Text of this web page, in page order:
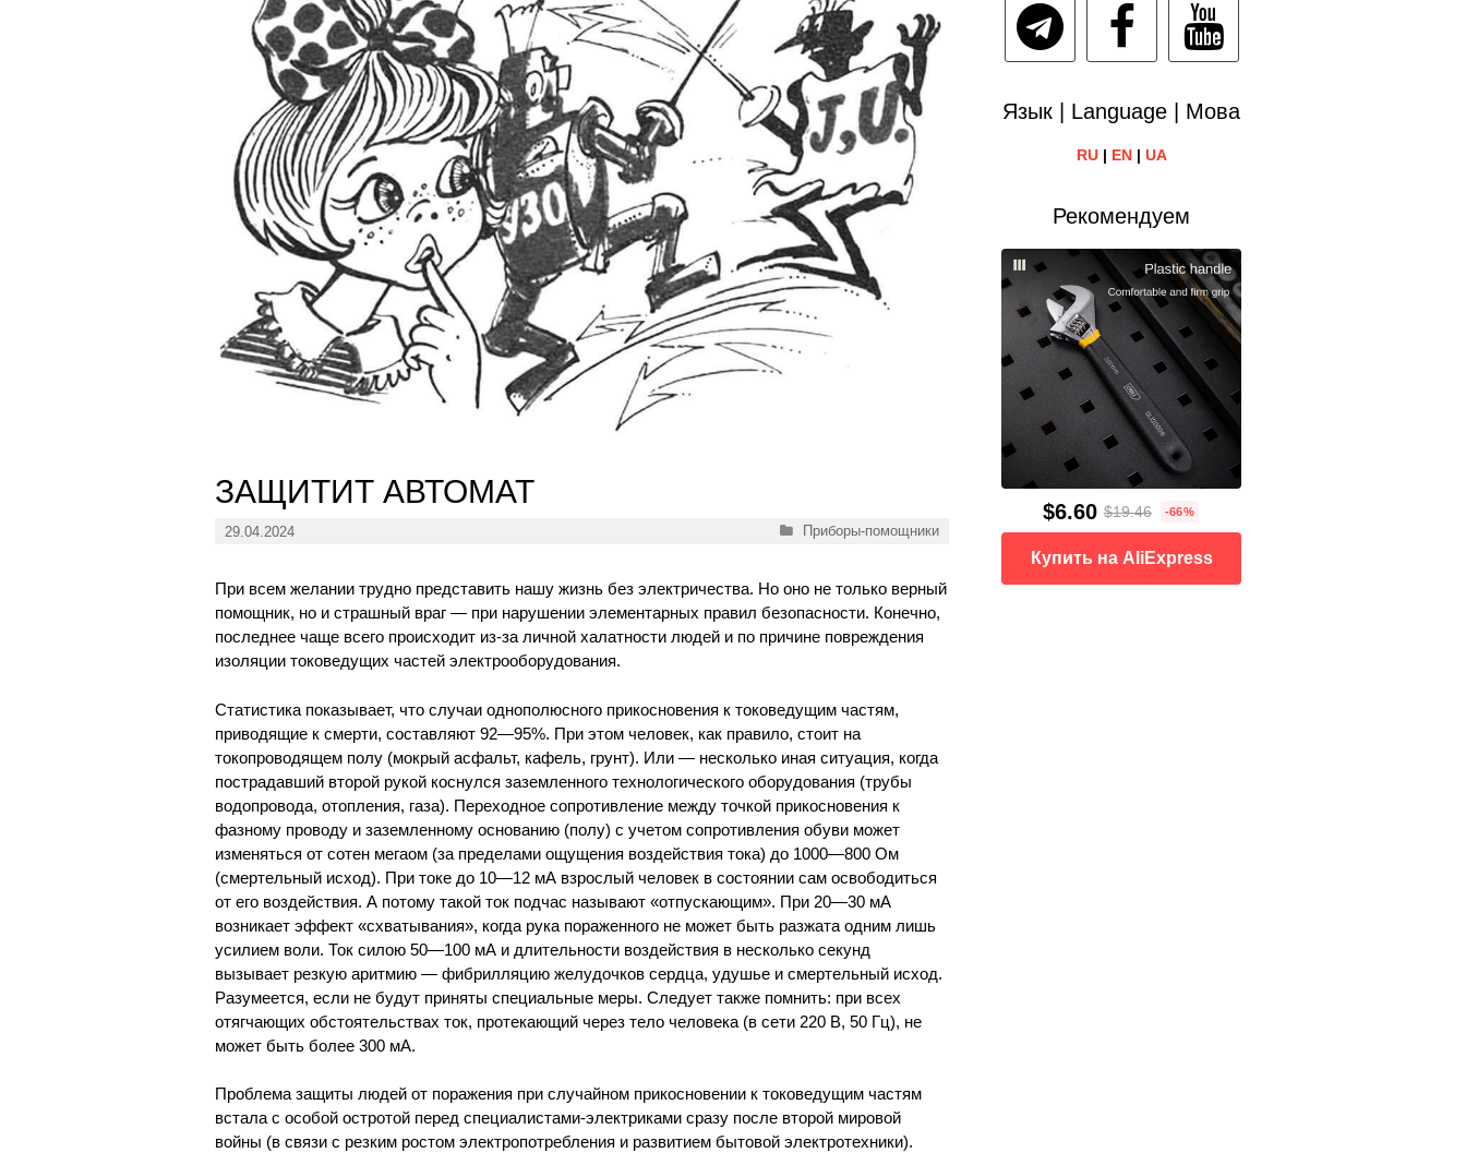
ЗАЩИТИТ АВТОМАТ
29.04.2024 Рубрики
Приборы-помощники
При всем желании трудно представить нашу жизнь без электричества. Но оно не только верный
помощник, но и страшный враг — при нарушении элементарных правил безопасности. Конечно,
последнее чаще всего происходит из-за личной халатности людей и по причине повреждения
изоляции токоведущих частей электрооборудования.
Статистика показывает, что случаи однополюсного прикосновения к токоведущим частям,
приводящие к смерти, составляют 92—95%. При этом человек, как правило, стоит на
токопроводящем полу (мокрый асфальт, кафель, грунт). Или — несколько иная ситуация, когда
пострадавший второй рукой коснулся заземленного технологического оборудования (трубы
водопровода, отопления, газа). Переходное сопротивление между точкой прикосновения к
фазному проводу и заземленному основанию (полу) с учетом сопротивления обуви может
изменяться от сотен мегаом (за пределами ощущения воздействия тока) до 1000—800 Ом
(смертельный исход). При токе до 10—12 мА взрослый человек в состоянии сам освободиться
от его воздействия. А потому такой ток подчас называют «отпускающим». При 20—30 мА
возникает эффект «схватывания», когда рука пораженного не может быть разжата одним лишь
усилием воли. Ток силою 50—100 мА и длительности воздействия в несколько секунд
вызывает резкую аритмию — фибрилляцию желудочков сердца, удушье и смертельный исход.
Разумеется, если не будут приняты специальные меры. Следует также помнить: при всех
отягчающих обстоятельствах ток, протекающий через тело человека (в сети 220 В, 50 Гц), не
может быть более 300 мА.
Проблема защиты людей от поражения при случайном прикосновении к токоведущим частям
встала с особой остротой перед специалистами-электриками сразу после второй мировой
войны (в связи с резким ростом электропотребления и развитием бытовой электротехники).
Язык | Language | Мова
RU| EN| UA
Рекомендуем
$6.60 $19.46 -66%
Купить на AliExpress